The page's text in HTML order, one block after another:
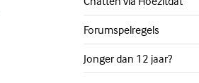
Forumspelregels
Jonger dan 12 jaar?